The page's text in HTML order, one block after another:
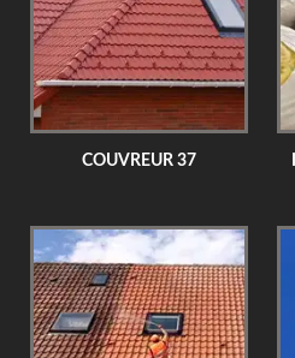
COUVREUR 37